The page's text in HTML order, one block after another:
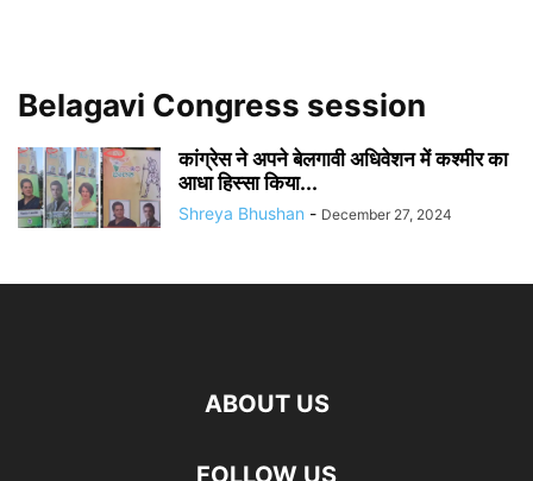
Belagavi Congress session
कांग्रेस ने अपने बेलगावी अधिवेशन में कश्मीर का
आधा हिस्सा किया...
Shreya Bhushan - December 27, 2024
ABOUT US
FOLLOW US